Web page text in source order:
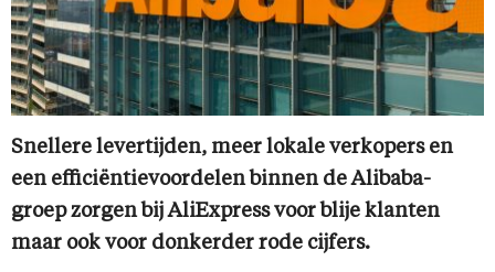
Snellere levertijden, meer lokale verkopers en
een efficiëntievoordelen binnen de Alibaba-
groep zorgen bij AliExpress voor blije klanten
maar ook voor donkerder rode cijfers.